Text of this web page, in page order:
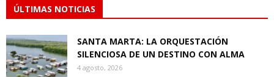
ÚLTIMAS NOTICIAS
SANTA MARTA: LA ORQUESTACIÓN
SILENCIOSA DE UN DESTINO CON ALMA
4 agosto, 2026